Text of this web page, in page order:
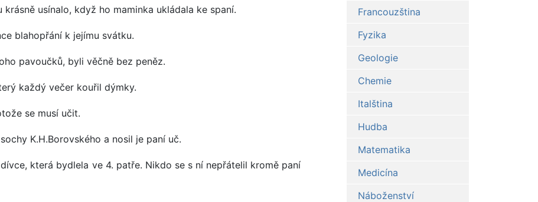
usínalo, když ho maminka ukládala ke spaní.
blahopřání k jejímu svátku.
pavoučků, byli věčně bez peněz.
každý večer kouřil dýmky.
se musí učit.
K.H.Borovského a nosil je paní uč.
která bydlela ve 4. patře. Nikdo se s ní nepřátelil kromě paní
Francouzština
Fyzika
Geologie
Chemie
Italština
Hudba
Matematika
Medicína
Náboženství